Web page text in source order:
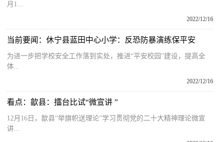
月1...
2022/12/16
当前要闻：休宁县蓝田中心小学：反恐防暴演练保平安
为进一步把学校安全工作落到实处，推进“平安校园”建设，提高全
体...
2022/12/16
看点：歙县：擂台比试“微宣讲 ”
12月16日，歙县“举旗帜送理论”学习贯彻党的二十大精神理论微宣
讲...